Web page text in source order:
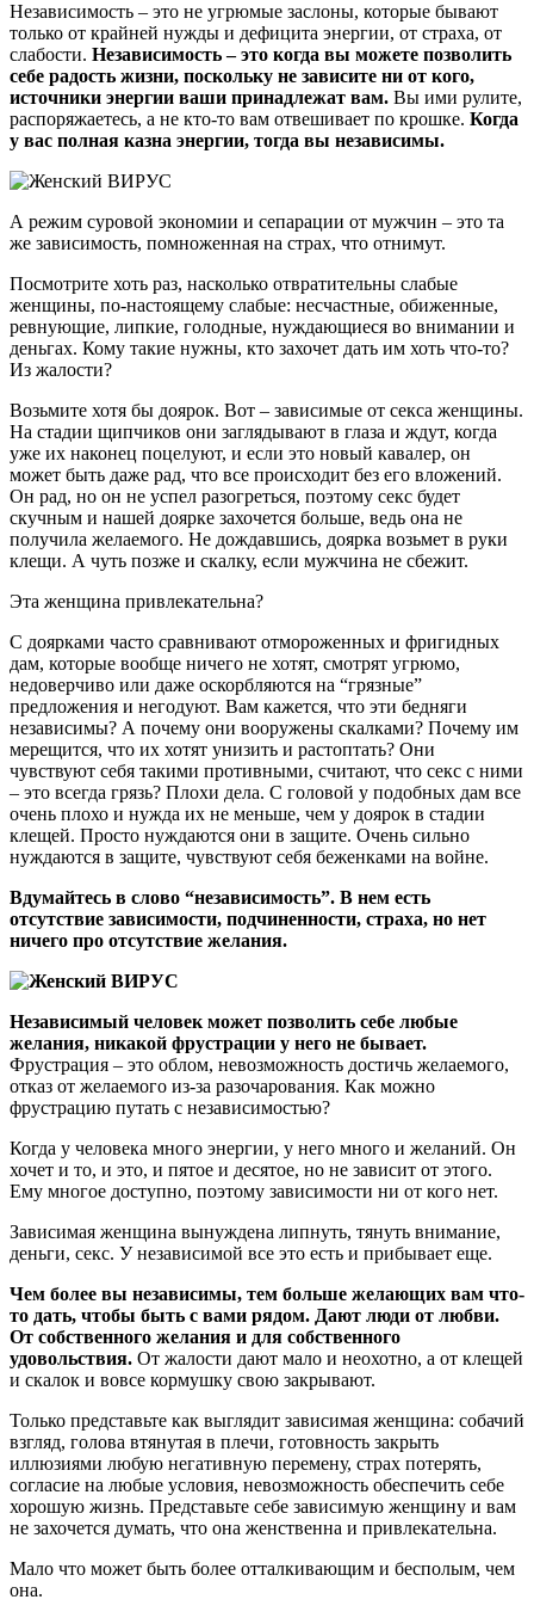
Независимость – это не угрюмые заслоны, которые бывают
только от крайней нужды и дефицита энергии, от страха, от
слабости. Независимость – это когда вы можете позволить
себе радость жизни, поскольку не зависите ни от кого,
источники энергии ваши принадлежат вам. Вы ими рулите,
распоряжаетесь, а не кто-то вам отвешивает по крошке. Когда
у вас полная казна энергии, тогда вы независимы.
А режим суровой экономии и сепарации от мужчин – это та
же зависимость, помноженная на страх, что отнимут.
Посмотрите хоть раз, насколько отвратительны слабые
женщины, по-настоящему слабые: несчастные, обиженные,
ревнующие, липкие, голодные, нуждающиеся во внимании и
деньгах. Кому такие нужны, кто захочет дать им хоть что-то?
Из жалости?
Возьмите хотя бы доярок. Вот – зависимые от секса женщины.
На стадии щипчиков они заглядывают в глаза и ждут, когда
уже их наконец поцелуют, и если это новый кавалер, он
может быть даже рад, что все происходит без его вложений.
Он рад, но он не успел разогреться, поэтому секс будет
скучным и нашей доярке захочется больше, ведь она не
получила желаемого. Не дождавшись, доярка возьмет в руки
клещи. А чуть позже и скалку, если мужчина не сбежит.
Эта женщина привлекательна?
С доярками часто сравнивают отмороженных и фригидных
дам, которые вообще ничего не хотят, смотрят угрюмо,
недоверчиво или даже оскорбляются на “грязные”
предложения и негодуют. Вам кажется, что эти бедняги
независимы? А почему они вооружены скалками? Почему им
мерещится, что их хотят унизить и растоптать? Они
чувствуют себя такими противными, считают, что секс с ними
– это всегда грязь? Плохи дела. С головой у подобных дам все
очень плохо и нужда их не меньше, чем у доярок в стадии
клещей. Просто нуждаются они в защите. Очень сильно
нуждаются в защите, чувствуют себя беженками на войне.
Вдумайтесь в слово “независимость”. В нем есть
отсутствие зависимости, подчиненности, страха, но нет
ничего про отсутствие желания.
Независимый человек может позволить себе любые
желания, никакой фрустрации у него не бывает.
Фрустрация – это облом, невозможность достичь желаемого,
отказ от желаемого из-за разочарования. Как можно
фрустрацию путать с независимостью?
Когда у человека много энергии, у него много и желаний. Он
хочет и то, и это, и пятое и десятое, но не зависит от этого.
Ему многое доступно, поэтому зависимости ни от кого нет.
Зависимая женщина вынуждена липнуть, тянуть внимание,
деньги, секс. У независимой все это есть и прибывает еще.
Чем более вы независимы, тем больше желающих вам что-
то дать, чтобы быть с вами рядом. Дают люди от любви.
От собственного желания и для собственного
удовольствия. От жалости дают мало и неохотно, а от клещей
и скалок и вовсе кормушку свою закрывают.
Только представьте как выглядит зависимая женщина: собачий
взгляд, голова втянутая в плечи, готовность закрыть
иллюзиями любую негативную перемену, страх потерять,
согласие на любые условия, невозможность обеспечить себе
хорошую жизнь. Представьте себе зависимую женщину и вам
не захочется думать, что она женственна и привлекательна.
Мало что может быть более отталкивающим и бесполым, чем
она.